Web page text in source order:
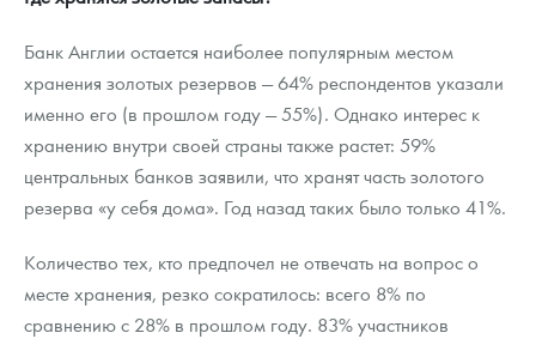
Банк Англии остается наиболее популярным местом
хранения золотых резервов — 64% респондентов указали
именно его (в прошлом году — 55%). Однако интерес к
хранению внутри своей страны также растет: 59%
центральных банков заявили, что хранят часть золотого
резерва «у себя дома». Год назад таких было только 41%.
Количество тех, кто предпочел не отвечать на вопрос о
месте хранения, резко сократилось: всего 8% по
сравнению с 28% в прошлом году. 83% участников